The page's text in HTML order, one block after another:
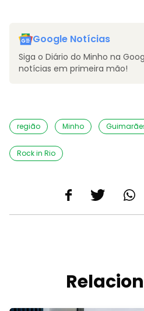
Google Notícias
Siga o Diário do Minho na
notícias em primeira mão!
região Minho
Rock in Rio